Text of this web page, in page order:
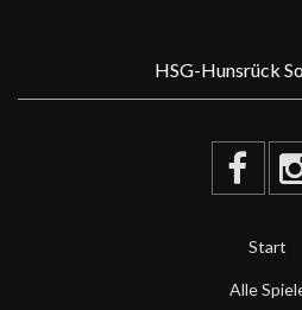
HSG-Hunsrück
Start
Alle